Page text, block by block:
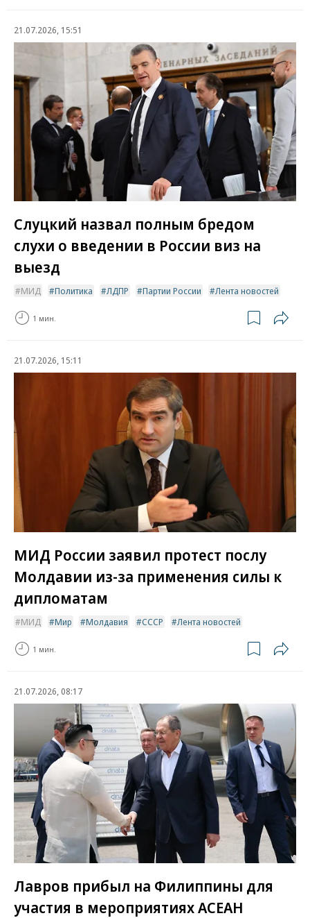
21.07.2026, 15:51
Слуцкий назвал полным бредом
слухи о введении в России виз на
выезд
МИД Политика ЛДПР Партии России Лента новостей
1 мин.
21.07.2026, 15:11
МИД России заявил протест послу
Молдавии из-за применения силы к
дипломатам
МИД Мир Молдавия СССР Лента новостей
1 мин.
21.07.2026, 08:17
Лавров прибыл на Филиппины для
участия в мероприятиях АСЕАН